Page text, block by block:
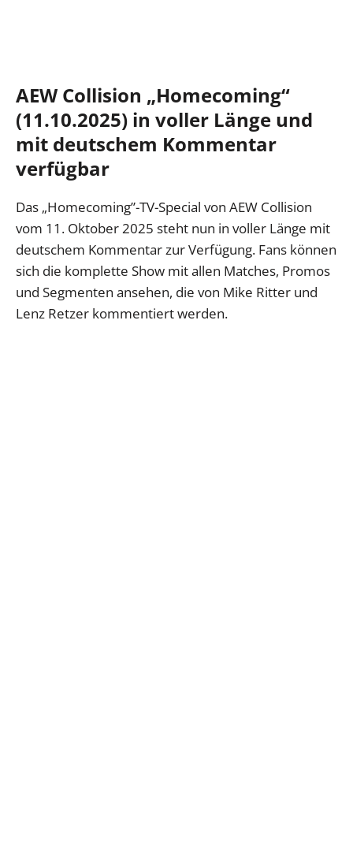
AEW Collision „Homecoming“
(11.10.2025) in voller Länge und
mit deutschem Kommentar
verfügbar
Das „Homecoming”-TV-Special von AEW Collision
vom 11. Oktober 2025 steht nun in voller Länge mit
deutschem Kommentar zur Verfügung. Fans können
sich die komplette Show mit allen Matches, Promos
und Segmenten ansehen, die von Mike Ritter und
Lenz Retzer kommentiert werden.